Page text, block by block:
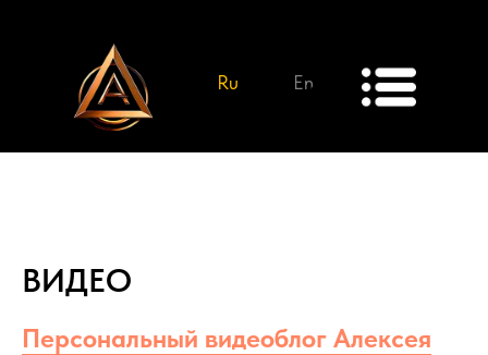
En
Ru
ВИДЕО
Персональный видеоблог Алексея